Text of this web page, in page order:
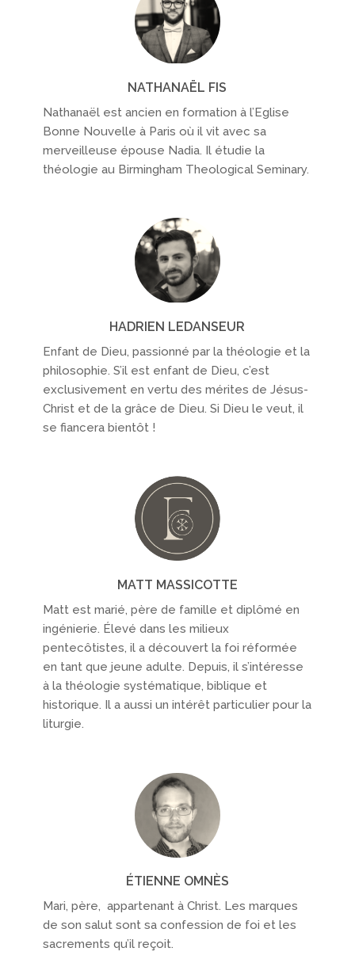
NATHANAËL FIS
Nathanaël est ancien en formation à l’Eglise
Bonne Nouvelle à Paris où il vit avec sa
merveilleuse épouse Nadia. Il étudie la
théologie au Birmingham Theological Seminary.
HADRIEN LEDANSEUR
Enfant de Dieu, passionné par la théologie et la
philosophie. S’il est enfant de Dieu, c’est
exclusivement en vertu des mérites de Jésus-
Christ et de la grâce de Dieu. Si Dieu le veut, il
se fiancera bientôt !
MATT MASSICOTTE
Matt est marié, père de famille et diplômé en
ingénierie. Élevé dans les milieux
pentecôtistes, il a découvert la foi réformée
en tant que jeune adulte. Depuis, il s’intéresse
à la théologie systématique, biblique et
historique. Il a aussi un intérêt particulier pour la
liturgie.
ÉTIENNE OMNÈS
Mari, père, appartenant à Christ. Les marques
de son salut sont sa confession de foi et les
sacrements qu’il reçoit.